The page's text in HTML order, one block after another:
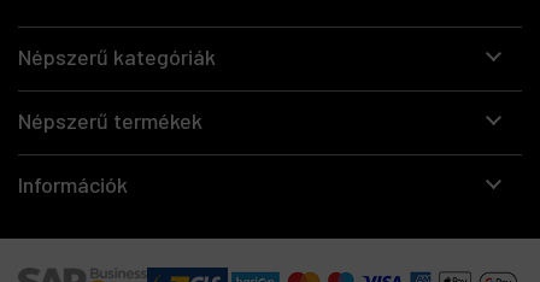
Népszerű kategóriák
Népszerű termékek
Információk